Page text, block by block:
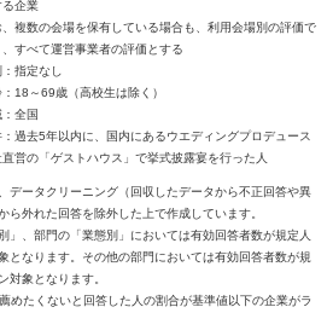
る企業
、複数の会場を保有している場合も、利用会場別の評価で
、すべて運営事業者の評価とする
指定なし
：18～69歳（高校生は除く）
全国
：過去5年以内に、国内にあるウエディングプロデュース
直営の「ゲストハウス」で挙式披露宴を行った人
データクリーニング（回収したデータから不正回答や異
ら外れた回答を除外した上で作成しています。
、部門の「業態別」においては有効回答者数が規定人
となります。その他の部門においては有効回答者数が規
対象となります。
めたくないと回答した人の割合が基準値以下の企業がラ